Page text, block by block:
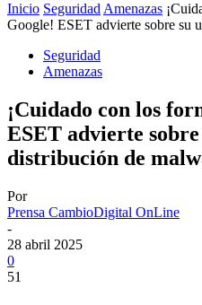
Inicio Seguridad Amenazas
Google! ESET advierte sobre su
Seguridad
Amenazas
¡Cuidado con los
ESET advierte sobre
distribución de
Por
Prensa CambioDigital OnLine
-
28 abril 2025
0
51